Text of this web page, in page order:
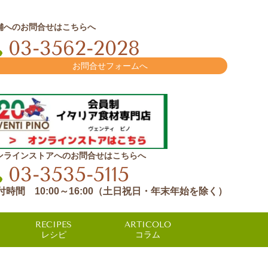
へのお問合せはこちらへ
03-3562-2028
お問合せフォームへ
ラインストアへのお問合せはこちらへ
03-3535-5115
時間 10:00～16:00（土日祝日・年末年始を除く）
RECIPES
レシピ
ARTICOLO
コラム